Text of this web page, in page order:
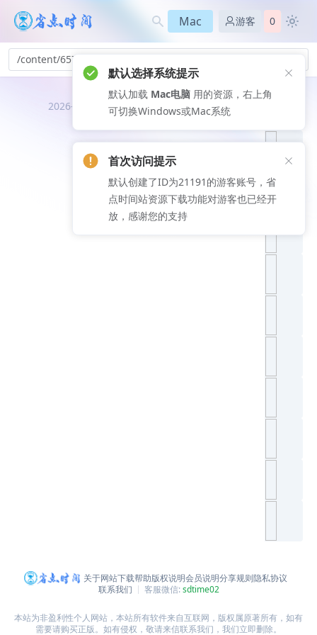
Mac 游客 0
/content/657
2026-08-08
推荐文
关于网站下载帮助版权说明会员说明分享规则隐私协议
联系我们
客服微信:sdtime02
本站为非盈利性个人网站，本站所有软件来自互联网，版权属原著所有，如有
需要请购买正版。如有侵权，敬请来信联系我们，我们立即删除。
默认选择系统提示
默认加载 Mac电脑 用的资源，右上角
可切换Windows或Mac系统
首次访问提示
默认创建了ID为21191的游客账号，省
点时间站资源下载功能对游客也已经开
放，感谢您的支持